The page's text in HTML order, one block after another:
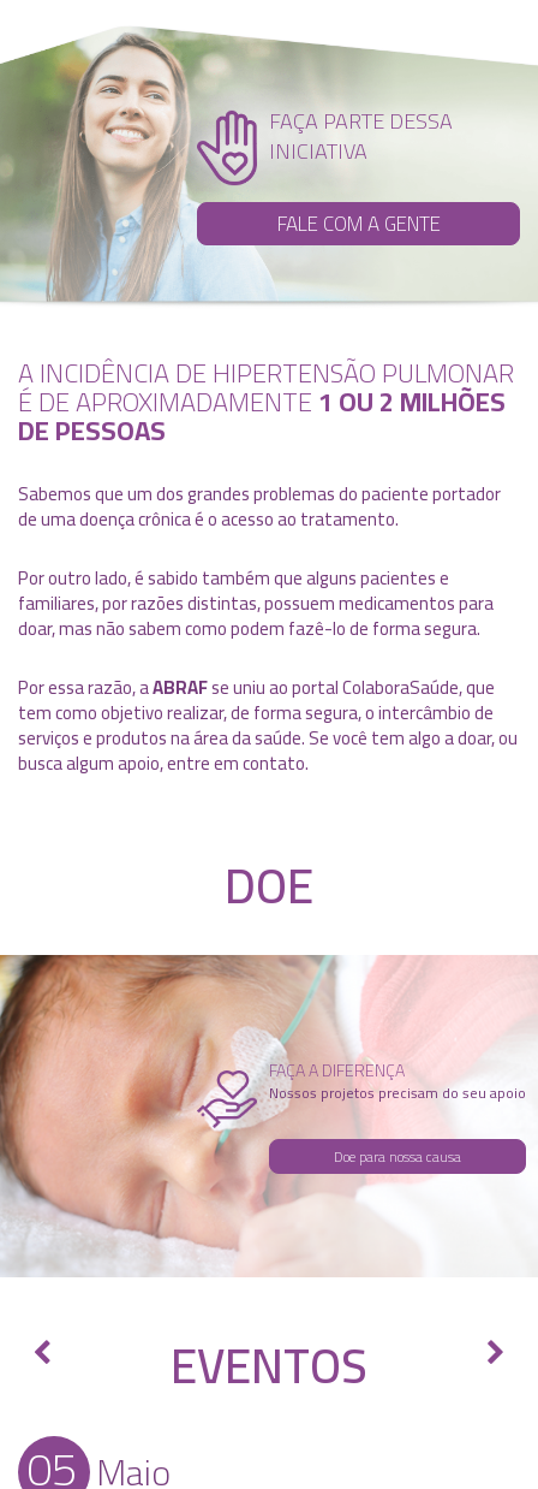
FAÇA PARTE DESSA
INICIATIVA
FALE COM A GENTE
A INCIDÊNCIA DE HIPERTENSÃO PULMONAR
É DE APROXIMADAMENTE1 OU 2 MILHÕES
DE PESSOAS
Sabemos que um dos grandes problemas do paciente portador
de uma doença crônica é o acesso ao tratamento.
Por outro lado, é sabido também que alguns pacientes e
familiares, por razões distintas, possuem medicamentos para
doar, mas não sabem como podem fazê-lo de forma segura.
Por essa razão, aABRAFse uniu ao portal ColaboraSaúde, que
tem como objetivo realizar, de forma segura, o intercâmbio de
serviços e produtos na área da saúde. Se você tem algo a doar, ou
busca algum apoio, entre em contato.
DOE
FAÇA A DIFERENÇA
Nossos projetos precisam do seu apoio
Doe para nossa causa
EVENTOS
05 Maio